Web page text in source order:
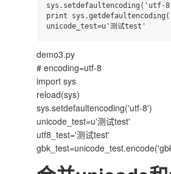
sys.setdefaultencoding('utf-
print
demo3.py
# encoding=utf-8
import sys
reload(sys)
sys.setdefaultencoding('utf-8')
unicode_test=u'测试test'
utf8_test='测试test'